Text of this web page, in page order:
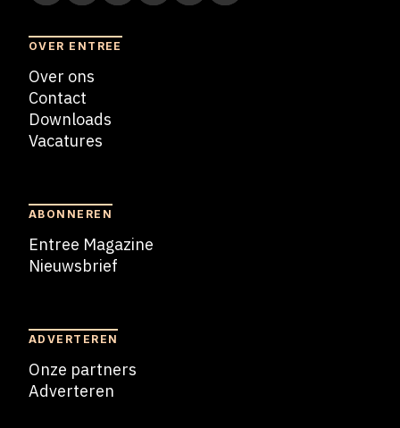
OVER ENTREE
Over ons
Contact
Downloads
Vacatures
ABONNEREN
Entree Magazine
Nieuwsbrief
ADVERTEREN
Onze partners
Adverteren